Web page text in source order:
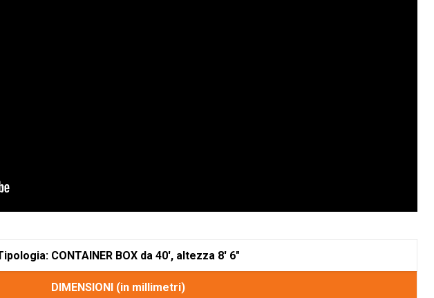
CONTAINER BOX da 40′, altezza 8′ 6″
DIMENSIONI (in millimetri)